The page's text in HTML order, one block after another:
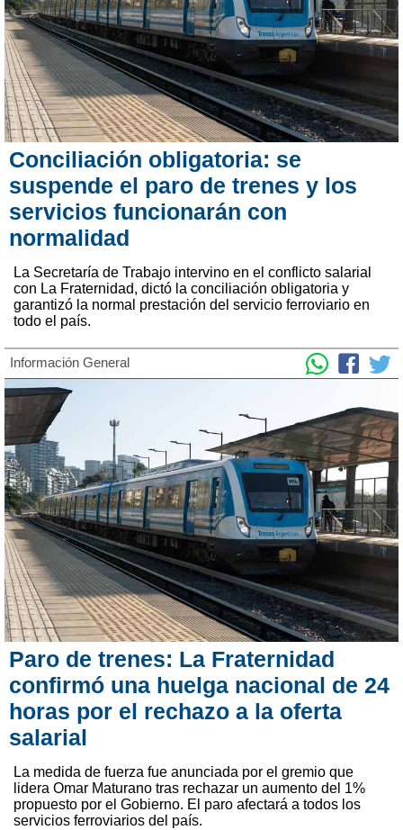
Conciliación obligatoria: se
suspende el paro de trenes y los
servicios funcionarán con
normalidad
La Secretaría de Trabajo intervino en el conflicto salarial
con La Fraternidad, dictó la conciliación obligatoria y
garantizó la normal prestación del servicio ferroviario en
todo el país.
Información General
Paro de trenes: La Fraternidad
confirmó una huelga nacional de 24
horas por el rechazo a la oferta
salarial
La medida de fuerza fue anunciada por el gremio que
lidera Omar Maturano tras rechazar un aumento del 1%
propuesto por el Gobierno. El paro afectará a todos los
servicios ferroviarios del país.